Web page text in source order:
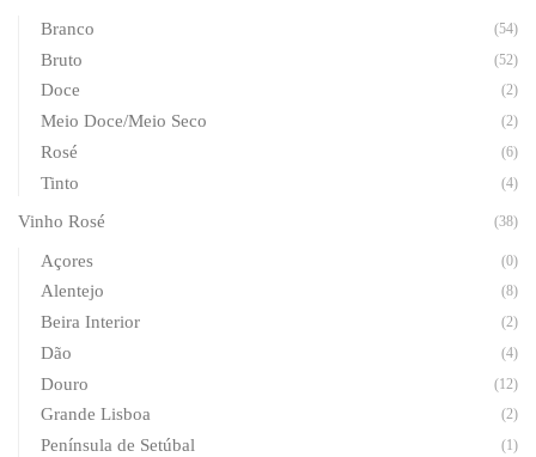
Branco (54)
Bruto (52)
Doce (2)
Meio Doce/Meio Seco (2)
Rosé (6)
Tinto (4)
Vinho Rosé (38)
Açores (0)
Alentejo (8)
Beira Interior (2)
Dão (4)
Douro (12)
Grande Lisboa (2)
Península de Setúbal (1)